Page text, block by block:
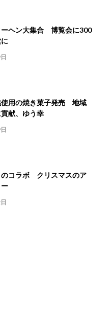
ーヘン大集合 博覧会に300
使用の焼き菓子発売 地域
献、ゆう幸
のコラボ クリスマスのア